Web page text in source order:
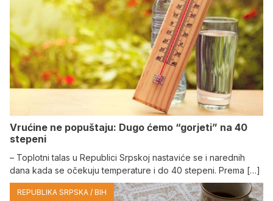
Vrućine ne popuštaju: Dugo ćemo “gorjeti” na 40
stepeni
– Toplotni talas u Republici Srpskoj nastaviće se i narednih
dana kada se očekuju temperature i do 40 stepeni. Prema […]
REPUBLIKA SRPSKA / BIH